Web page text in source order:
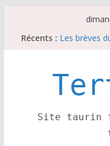
Récents : Maurrin,
Parentis, La
Les brèves
Site taurin